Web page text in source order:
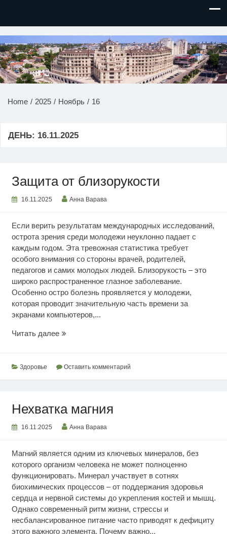
НОВОСТИ ПРИДНЕСТРОВЬЯ
Home 2025 Ноябрь 16
ДЕНЬ: 16.11.2025
Защита от близорукости
16.11.2025 Анна Варава
Если верить результатам международных исследований,
острота зрения среди молодежи неуклонно падает с
каждым годом. Эта тревожная статистика требует
особого внимания со стороны врачей, родителей,
педагогов и самих молодых людей. Близорукость – это
широко распространенное глазное заболевание.
Особенно остро болезнь проявляется у молодежи,
которая проводит значительную часть времени за
экранами компьютеров,...
Читать далееЗащита
Здоровье Оставить комментарий
Нехватка магния
16.11.2025 Анна Варава
Магний является одним из ключевых минералов, без
которого организм человека не может полноценно
функционировать. Минерал участвует в сотнях
биохимических процессов – от поддержания здоровья
сердца и нервной системы до укрепления костей и мышц.
Однако современный ритм жизни, стрессы и
несбалансированное питание часто приводят к дефициту
этого важного элемента. Почему важно...